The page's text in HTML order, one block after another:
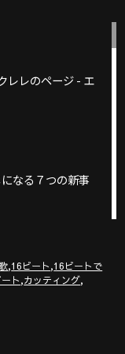
レレのページ - エ
なる７つの新事
,16ビート,16ビートで
ト,カッティング,